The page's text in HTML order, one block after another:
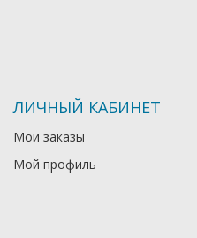
ЛИЧНЫЙ КАБИНЕТ
Мои заказы
Мой профиль